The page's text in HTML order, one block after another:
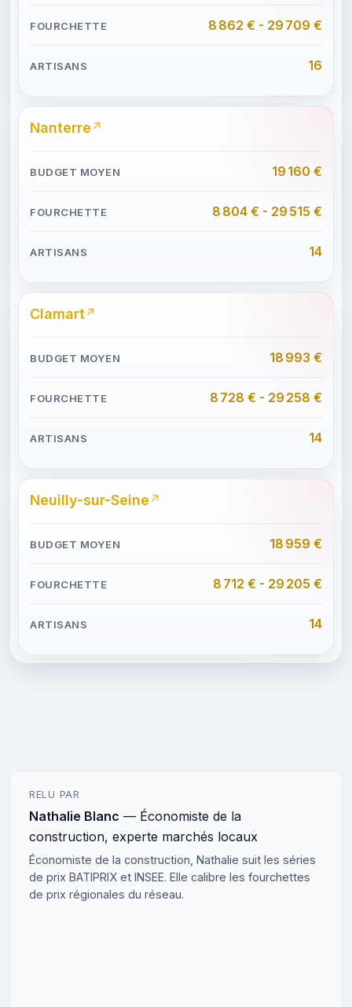
8 862 € - 29 709 €
16
Nanterre
19 160 €
8 804 € - 29 515 €
14
Clamart
18 993 €
8 728 € - 29 258 €
14
Neuilly-sur-Seine
18 959 €
8 712 € - 29 205 €
14
RELU PAR
Nathalie Blanc — Économiste de la
construction, experte marchés locaux
Économiste de la construction, Nathalie suit les séries
de prix BATIPRIX et INSEE. Elle calibre les fourchettes
de prix régionales du réseau.